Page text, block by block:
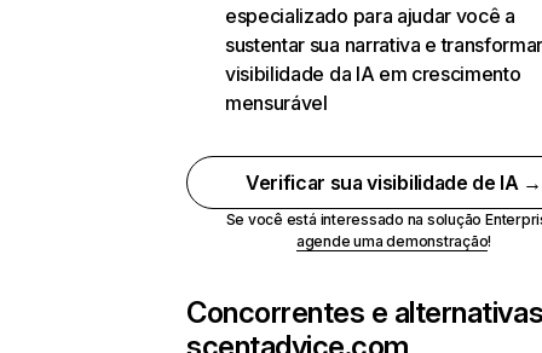
especializado para ajudar você a
sustentar sua narrativa e
visibilidade da IA em crescimento
mensurável
Verificar sua visibilidade de IA →
Se você está interessado na solução
agende uma demonstração!
Concorrentes e